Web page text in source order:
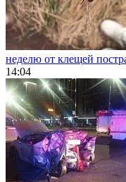
неделю от клещей
14:04